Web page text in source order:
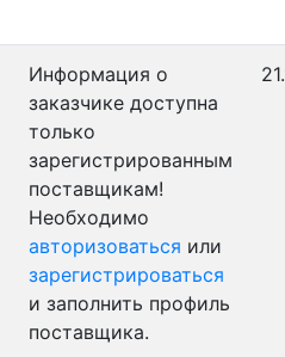
Информация о
заказчике доступна
только
зарегистрированным
поставщикам!
Необходимо
авторизоваться или
зарегистрироваться
и заполнить профиль
поставщика.